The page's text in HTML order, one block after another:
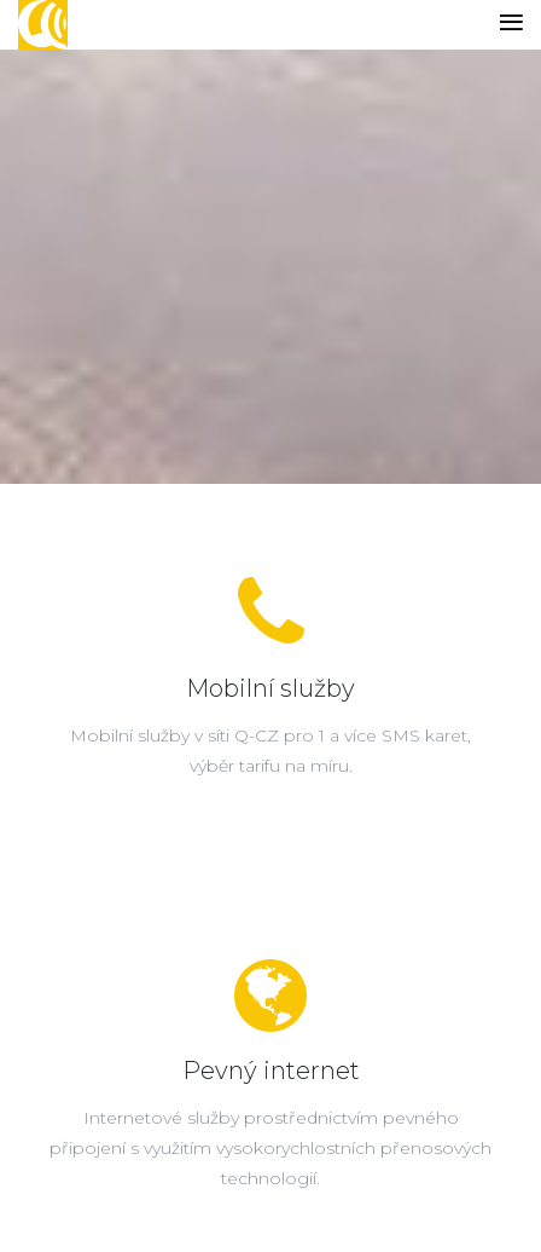
Mobilní služby
Mobilní služby v síti Q-CZ pro 1 a více SMS karet,
výběr tarifu na míru.
Pevný internet
Internetové služby prostřednictvím pevného
připojení s využitím vysokorychlostních přenosových
technologií.